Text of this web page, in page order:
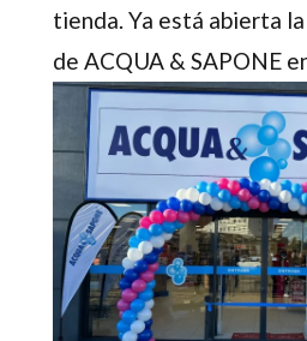
tienda. Ya está abierta
de ACQUA & SAPONE